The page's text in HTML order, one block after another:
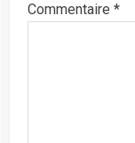
Commentaire *